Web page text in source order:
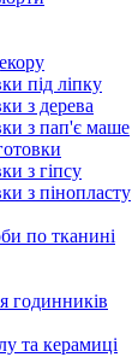
під ліпку
з дерева
з пап'є маше
з гіпсу
з пінопласту
по тканині
годинників
та керамиці